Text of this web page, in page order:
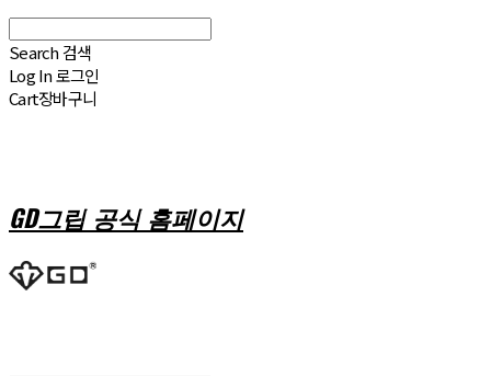
Search 검색
Log In로그인
Cart장바구니
GD그립 공식 홈페이지